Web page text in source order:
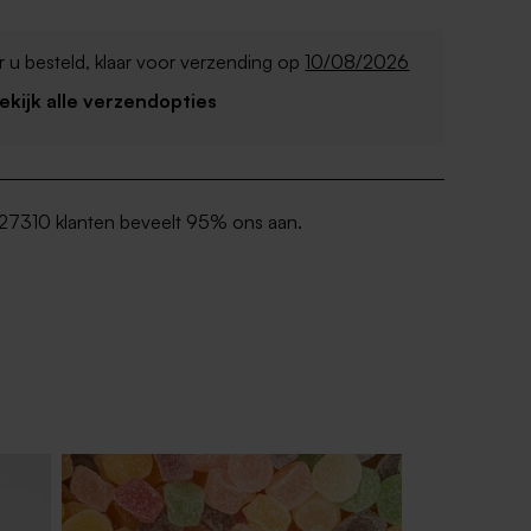
u besteld, klaar voor verzending op10/08/2026
alle verzendopties
klanten beveelt 95% ons aan.